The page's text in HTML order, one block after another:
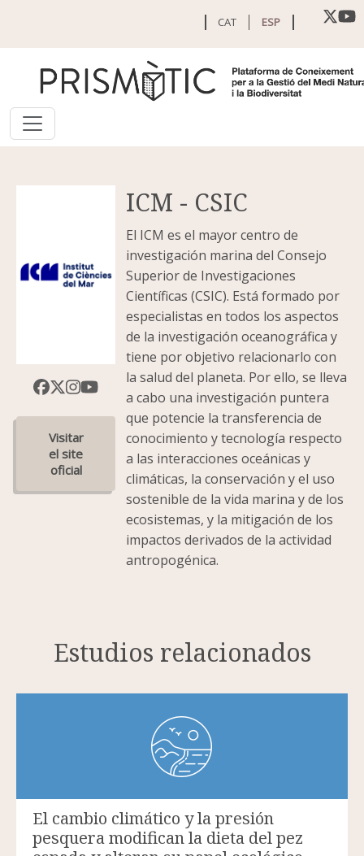
CAT ESP
ICM - CSIC
El ICM es el mayor centro de
investigación marina del Consejo
Superior de Investigaciones
Científicas (CSIC). Está formado por
especialistas en todos los aspectos
de la investigación oceanográfica y
tiene por objetivo relacionarlo con
la salud del planeta. Por ello, se lleva
a cabo una investigación puntera
que potencie la transferencia de
conocimiento y tecnología respecto
a las interacciones oceánicas y
climáticas, la conservación y el uso
sostenible de la vida marina y de los
ecosistemas, y la mitigación de los
impactos derivados de la actividad
antropogénica.
Estudios relacionados
El cambio climático y la presión
pesquera modifican la dieta del pez